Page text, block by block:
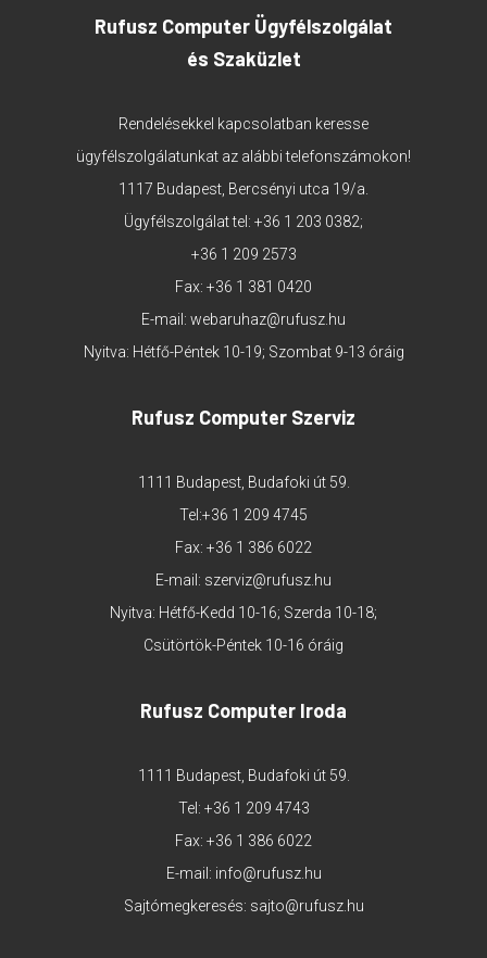
Rufusz Computer Ügyfélszolgálat
és Szaküzlet
Rendelésekkel kapcsolatban keresse
ügyfélszolgálatunkat az alábbi telefonszámokon!
1117 Budapest, Bercsényi utca 19/a.
Ügyfélszolgálat tel: +36 1 203 0382;
+36 1 209 2573
Fax: +36 1 381 0420
E-mail: webaruhaz@rufusz.hu
Nyitva: Hétfő-Péntek 10-19; Szombat 9-13 óráig
Rufusz Computer Szerviz
1111 Budapest, Budafoki út 59.
Tel:+36 1 209 4745
Fax: +36 1 386 6022
E-mail: szerviz@rufusz.hu
Nyitva: Hétfő-Kedd 10-16; Szerda 10-18;
Csütörtök-Péntek 10-16 óráig
Rufusz Computer Iroda
1111 Budapest, Budafoki út 59.
Tel: +36 1 209 4743
Fax: +36 1 386 6022
E-mail: info@rufusz.hu
Sajtómegkeresés: sajto@rufusz.hu